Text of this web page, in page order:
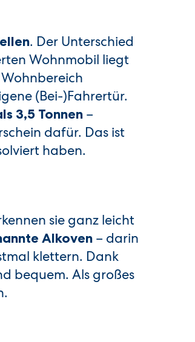
. Der Unterschied
Wohnmobil liegt
(Bei-)Fahrertür.
3,5 Tonnen –
dafür. Das ist
haben.
sie ganz leicht
Alkoven – darin
klettern. Dank
bequem. Als großes